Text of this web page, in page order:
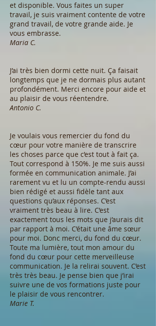
et disponible. Vous faites un super
travail, je suis vraiment contente de votre
grand travail, de votre grande aide. Je
vous embrasse.
Maria C.
J’ai très bien dormi cette nuit. Ça faisait
longtemps que je ne dormais plus autant
profondément. Merci encore pour aide et
au plaisir de vous réentendre.
Antonio C.
Je voulais vous remercier du fond du
cœur pour votre manière de transcrire
les choses parce que c’est tout à fait ça.
Tout correspond à 150%. Je me suis aussi
formée en communication animale. J’ai
rarement vu et lu un compte-rendu aussi
bien rédigé et aussi fidèle tant aux
questions qu’aux réponses. C’est
vraiment très beau à lire. C’est
exactement tous les mots que j’aurais dit
par rapport à moi. C’était une âme sœur
pour moi. Donc merci, du fond du cœur.
Toute ma lumière, tout mon amour du
fond du cœur pour cette merveilleuse
communication. Je la relirai souvent. C’est
très très beau. Je pense bien que j’irai
suivre une de vos formations juste pour
le plaisir de vous rencontrer.
Marie T.